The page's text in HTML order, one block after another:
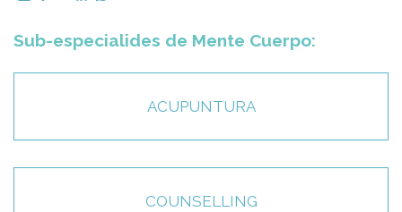
Sub-especialides de Mente Cuerpo:
ACUPUNTURA
COUNSELLING